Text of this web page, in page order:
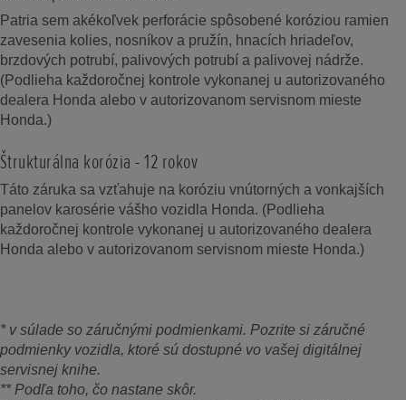
Patria sem akékoľvek perforácie spôsobené koróziou ramien
zavesenia kolies, nosníkov a pružín, hnacích hriadeľov,
brzdových potrubí, palivových potrubí a palivovej nádrže.
(Podlieha každoročnej kontrole vykonanej u autorizovaného
dealera Honda alebo v autorizovanom servisnom mieste
Honda.)
Štrukturálna korózia - 12 rokov
Táto záruka sa vzťahuje na koróziu vnútorných a vonkajších
panelov karosérie vášho vozidla Honda. (Podlieha
každoročnej kontrole vykonanej u autorizovaného dealera
Honda alebo v autorizovanom servisnom mieste Honda.)
* v súlade so záručnými podmienkami. Pozrite si záručné
podmienky vozidla, ktoré sú dostupné vo vašej digitálnej
servisnej knihe.
** Podľa toho, čo nastane skôr.